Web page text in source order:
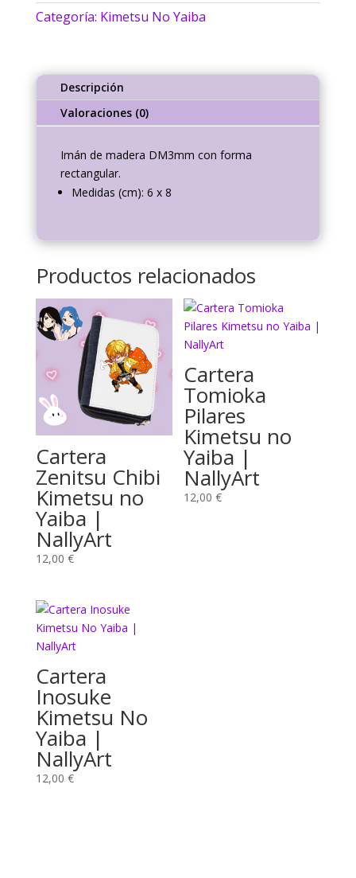
Yaiba
cantidad
Categoría: Kimetsu No Yaiba
Descripción
Valoraciones (0)
Imán de madera DM3mm con forma
rectangular.
Medidas (cm): 6 x 8
Productos relacionados
Cartera
Zenitsu Chibi
Kimetsu no
Yaiba |
NallyArt
12,00 €
Cartera
Tomioka
Pilares
Kimetsu no
Yaiba |
NallyArt
12,00€
Cartera
Inosuke
Kimetsu No
Yaiba |
NallyArt
12,00 €